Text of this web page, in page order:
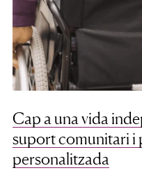
Cap a una vida
suport comunitari i
personalitzada